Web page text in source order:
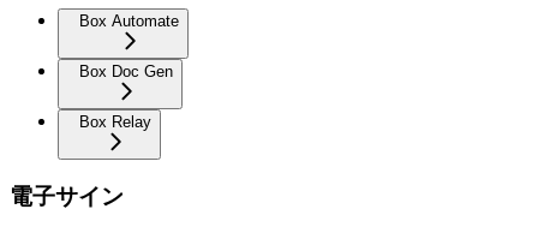
Box Automate
Box Doc Gen
Box Relay
電子サイン